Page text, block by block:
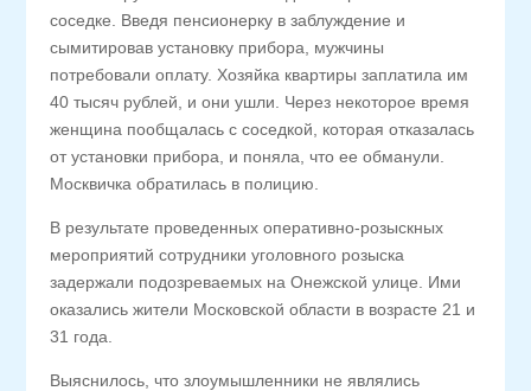
соседке. Введя пенсионерку в заблуждение и
сымитировав установку прибора, мужчины
потребовали оплату. Хозяйка квартиры заплатила им
40 тысяч рублей, и они ушли. Через некоторое время
женщина пообщалась с соседкой, которая отказалась
от установки прибора, и поняла, что ее обманули.
Москвичка обратилась в полицию.
В результате проведенных оперативно-розыскных
мероприятий сотрудники уголовного розыска
задержали подозреваемых на Онежской улице. Ими
оказались жители Московской области в возрасте 21 и
31 года.
Выяснилось, что злоумышленники не являлись